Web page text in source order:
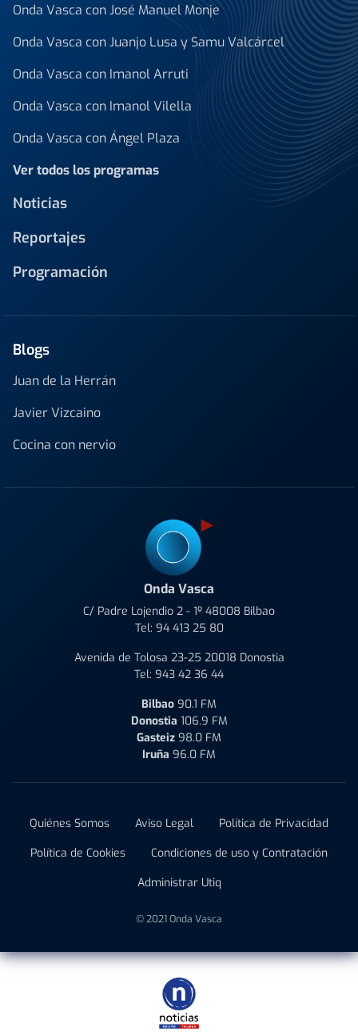
Onda Vasca con José Manuel Monje
Onda Vasca con Juanjo Lusa y Samu Valcárcel
Onda Vasca con Imanol Arruti
Onda Vasca con Imanol Vilella
Onda Vasca con Ángel Plaza
Ver todos los programas
Noticias
Reportajes
Programación
Blogs
Juan de la Herrán
Javier Vizcaino
Cocina con nervio
Onda Vasca
C/ Padre Lojendio 2 - 1º 48008 Bilbao
Tel: 94 413 25 80
Avenida de Tolosa 23-25 20018 Donostia
Tel: 943 42 36 44
Bilbao 90.1 FM
Donostia 106.9 FM
Gasteiz 98.0 FM
Iruña 96.0 FM
Quiénes Somos Aviso Legal
Política de Privacidad
Política de Cookies
Condiciones de uso y Contratación
Administrar Utiq
© 2021 Onda Vasca